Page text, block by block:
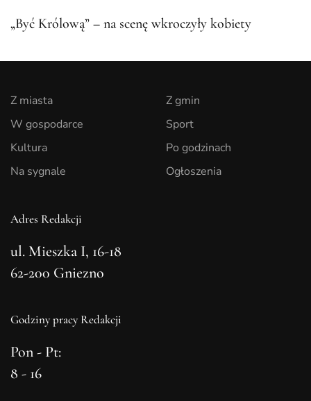
„Być Królową” – na scenę wkroczyły kobiety
Z miasta
W gospodarce
Kultura
Na sygnale
Z gmin
Sport
Po godzinach
Ogłoszenia
Adres Redakcji
ul. Mieszka I, 16-18
62-200 Gniezno
Godziny pracy Redakcji
Pon - Pt:
8 - 16